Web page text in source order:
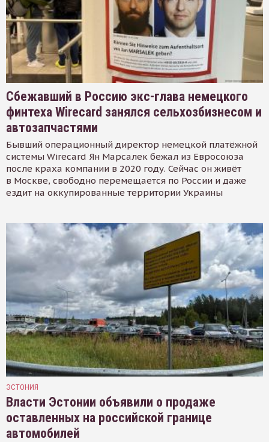
Сбежавший в Россию экс-глава немецкого
финтеха Wirecard занялся сельхозбизнесом и
автозапчастями
Бывший операционный директор немецкой платёжной
системы Wirecard Ян Марсалек бежал из Евросоюза
после краха компании в 2020 году. Сейчас он живёт
в Москве, свободно перемещается по России и даже
ездит на оккупированные территории Украины
ЭСТОНИЯ
Власти Эстонии объявили о продаже
оставленных на российской границе
автомобилей